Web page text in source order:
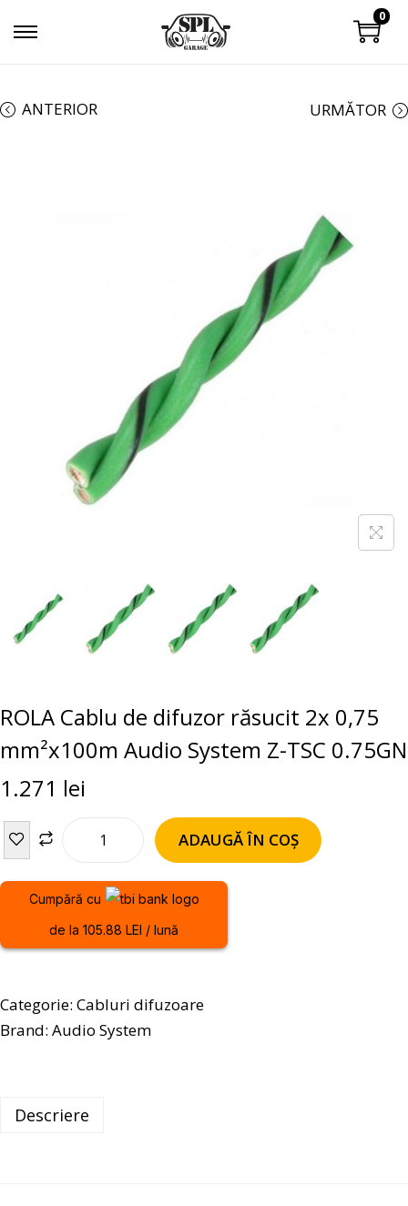
0
ANTERIOR URMĂTOR
ROLA Cablu de difuzor răsucit 2x 0,75
mm²x100m Audio System Z-TSC 0.75GN
1.271 lei
ADAUGĂ ÎN COȘ
Cumpără cu
de la 105.88 LEI / lună
Categorie: Cabluri difuzoare
Brand: Audio System
Descriere